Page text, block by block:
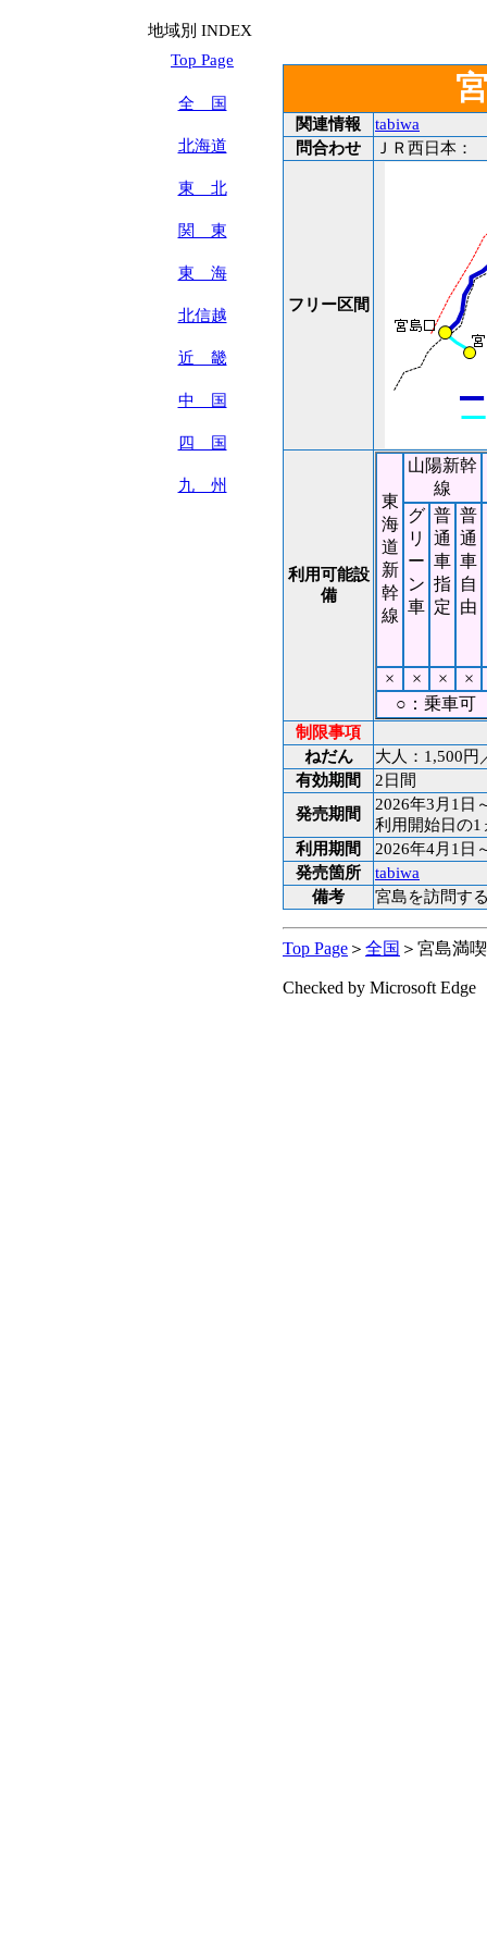
地域別 INDEX
Top Page
全 国
北海道
東 北
関 東
東 海
北信越
近 畿
中 国
四 国
九 州
関連情報
tabiwa
問合わせ
ＪＲ西日本：
フリー区間
利用可能設
備
東
海
道
新
幹
線
山陽新幹
線
グ
リ
ー
ン
車
普
通
車
指
定
普
通
車
自
由
× × ×
×
○：乗車可
制限事項
ねだん
大人：1,500円
有効期間
2日間
発売期間
2026年3月1日
利用開始日の1
利用期間
2026年4月1日
発売箇所
tabiwa
備考
宮島を訪問す
Top Page ＞ 全国 ＞宮島満
Checked by Microsoft Edge